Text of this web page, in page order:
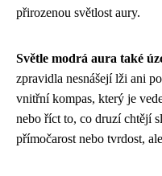
přirozenou světlost aury.
Světle modrá aura také
zpravidla nesnášejí lži ani
vnitřní kompas, který je
nebo říct to, co druzí chtějí
přímočarost nebo tvrdost,